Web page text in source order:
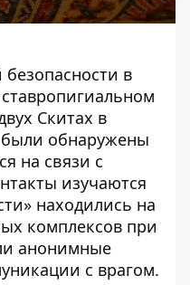
в
Скитах в
обнаружены
на связи с
изучаются
находились на
комплексов при
анонимные
с врагом.